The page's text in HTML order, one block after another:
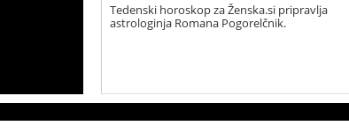
Tedenski horoskop za Ženska.si pripravlja
astrologinja Romana Pogorelčnik.